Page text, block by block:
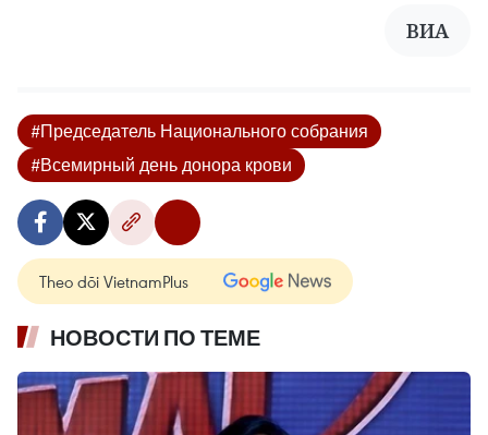
ВИА
#Председатель Национального собрания
#Всемирный день донора крови
Theo dõi VietnamPlus
НОВОСТИ ПО ТЕМЕ